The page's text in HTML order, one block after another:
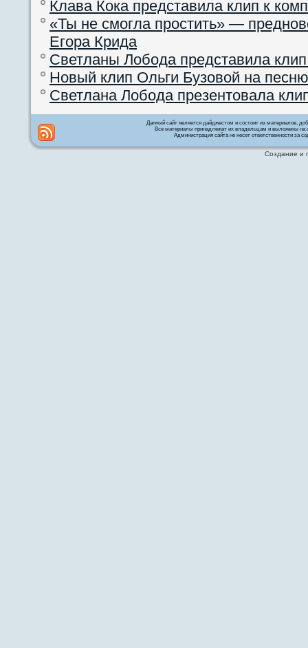
Клава Кока представила клип к
«Ты не смогла простить» —
Егора Крида
Светланы Лобода представила
Новый клип Ольги Бузовой на
Светлана Лобода презентовала
Данный сайт является дайджестом и состоит из материалов,
Все материалы принадлежат их владельцам и выложены на
Администрация сайта не несет ответственности за
Создание и